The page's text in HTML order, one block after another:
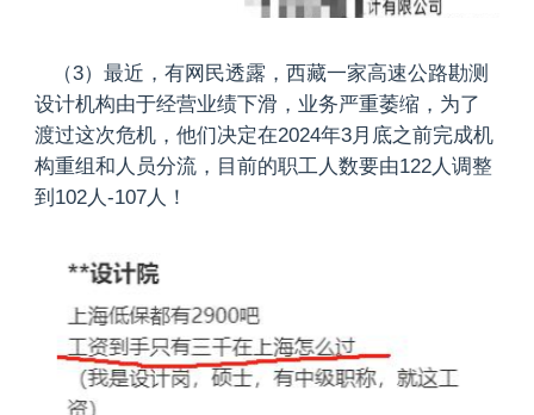
（3）最近，有网民透露，西藏一家高速公路勘测
设计机构由于经营业绩下滑，业务严重萎缩，为了
渡过这次危机，他们决定在2024年3月底之前完成机
构重组和人员分流，目前的职工人数要由122人调整
到102人-107人！